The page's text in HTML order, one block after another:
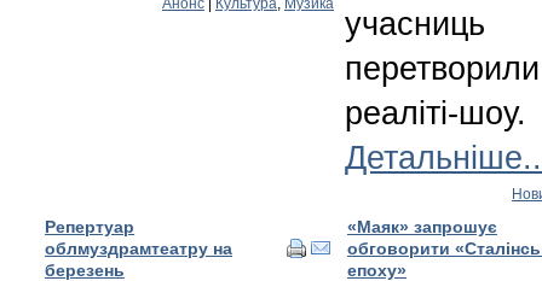
учасниць
реаліті-шоу.
Репертуар
облмуздрамтеатру на
березень
«Маяк» запрошує
обговорити
епоху»